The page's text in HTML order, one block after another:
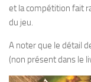
et la compétition fait
du jeu.
A noter que le détail
(non présent dans le